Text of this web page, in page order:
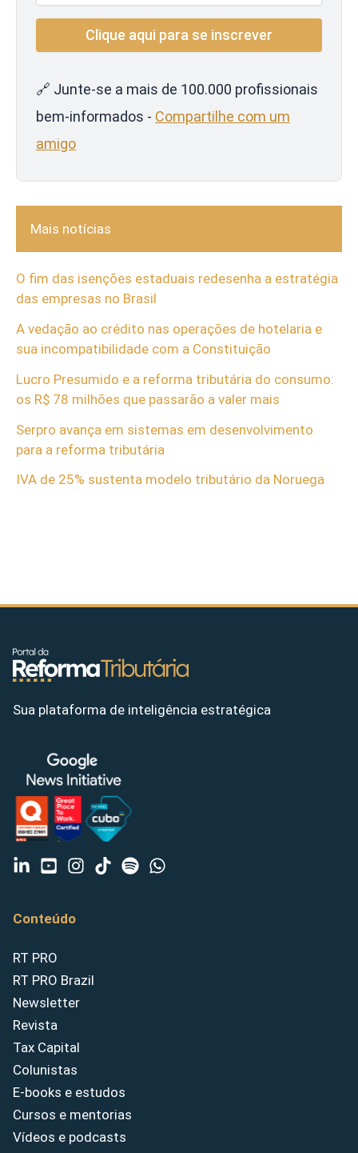
🔗 Junte-se a mais de 100.000 profissionais
bem-informados - Compartilhe com um
amigo
Mais notícias
O fim das isenções estaduais redesenha a estratégia
das empresas no Brasil
A vedação ao crédito nas operações de hotelaria e
sua incompatibilidade com a Constituição
Lucro Presumido e a reforma tributária do consumo:
os R$ 78 milhões que passarão a valer mais
Serpro avança em sistemas em desenvolvimento
para a reforma tributária
IVA de 25% sustenta modelo tributário da Noruega
Sua plataforma de inteligência estratégica
Conteúdo
RT PRO
RT PRO Brazil
Newsletter
Revista
Tax Capital
Colunistas
E-books e estudos
Cursos e mentorias
Vídeos e podcasts